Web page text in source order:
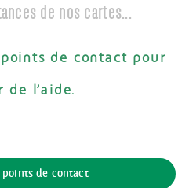
de nos cartes...
de contact pour
de l’aide.
points de contact